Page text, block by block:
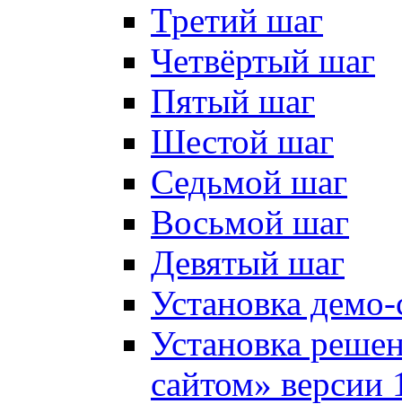
Третий шаг
Четвёртый шаг
Пятый шаг
Шестой шаг
Седьмой шаг
Восьмой шаг
Девятый шаг
Установка
Установка
сайтом»